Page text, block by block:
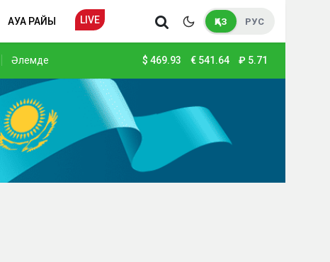
АУА РАЙЫ LIVE ҚАЗ РУС
Әлемде $ 469.93 € 541.64 ₽ 5.71